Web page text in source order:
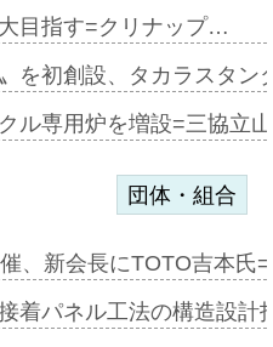
目指す=クリナップ…
を初創設、タカラスタ
ル専用炉を増設=三協立
団体・組合
、新会長にTOTO吉本氏
着パネル工法の構造設